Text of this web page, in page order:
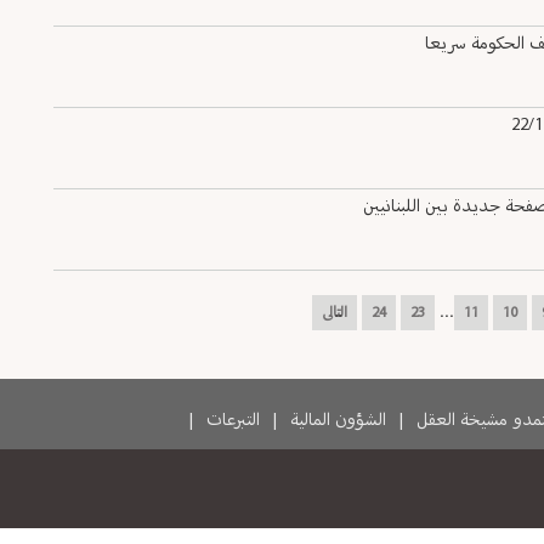
الحكومة سريعا
جديدة بين اللبنانيين
10
11
...
23
24 التالى
مشيخة العقل | الشؤون المالية | التبرعات |